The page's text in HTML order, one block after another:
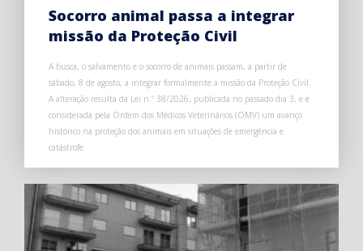
Socorro animal passa a integrar
missão da Proteção Civil
A busca, o salvamento e o socorro de animais passam, a partir de
sábado, 8 de agosto, a integrar formalmente a missão da Proteção Civil.
A alteração resulta da Lei n.º 38/2026, publicada no passado dia 3, e é
considerada pela Ordem dos Médicos Veterinários (OMV) um avanço
histórico na proteção dos animais em situações de emergência e
catástrofe.